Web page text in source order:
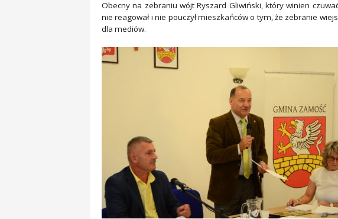
Obecny na zebraniu wójt Ryszard Gliwiński, który winien
nie reagował i nie pouczył mieszkańców o tym, że zebranie
dla mediów.